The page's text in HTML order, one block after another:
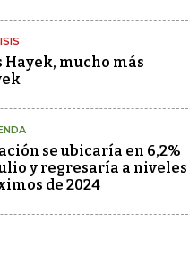
Hayek, mucho más
se ubicaría en 6,2%
y regresaría a niveles
de 2024